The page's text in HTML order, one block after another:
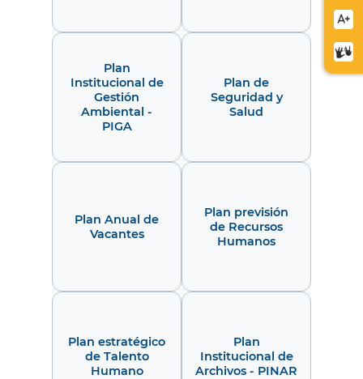
de
Plan
Institucional de
Gestión
Ambiental -
PIGA
Plan de
Seguridad y
Salud
Plan Anual de
Vacantes
Plan previsión
de Recursos
Humanos
Plan estratégico
de Talento
Humano
Plan
Institucional de
Archivos - PINAR